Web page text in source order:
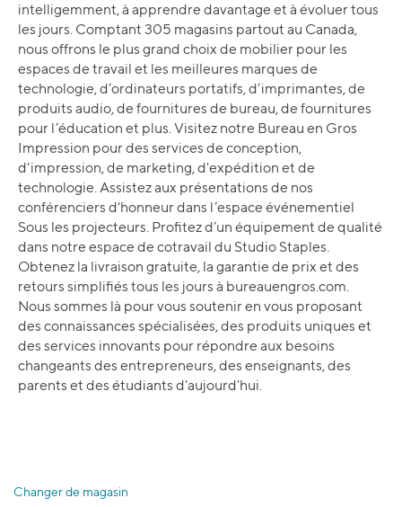
intelligemment, à apprendre davantage et à évoluer tous
les jours. Comptant 305 magasins partout au Canada,
nous offrons le plus grand choix de mobilier pour les
espaces de travail et les meilleures marques de
technologie, d’ordinateurs portatifs, d’imprimantes, de
produits audio, de fournitures de bureau, de fournitures
pour l’éducation et plus. Visitez notre Bureau en Gros
Impression pour des services de conception,
d'impression, de marketing, d'expédition et de
technologie. Assistez aux présentations de nos
conférenciers d'honneur dans l’espace événementiel
Sous les projecteurs. Profitez d’un équipement de qualité
dans notre espace de cotravail du Studio Staples.
Obtenez la livraison gratuite, la garantie de prix et des
retours simplifiés tous les jours à bureauengros.com.
Nous sommes là pour vous soutenir en vous proposant
des connaissances spécialisées, des produits uniques et
des services innovants pour répondre aux besoins
changeants des entrepreneurs, des enseignants, des
parents et des étudiants d'aujourd'hui.
Changer de magasin